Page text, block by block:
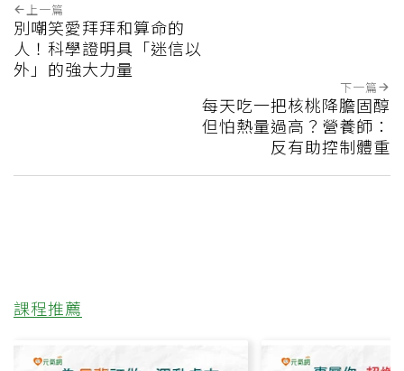
上一篇
別嘲笑愛拜拜和算命的
人！科學證明具「迷信以
外」的強大力量
下一篇
每天吃一把核桃降膽固醇
但怕熱量過高？營養師：
反有助控制體重
課程推薦